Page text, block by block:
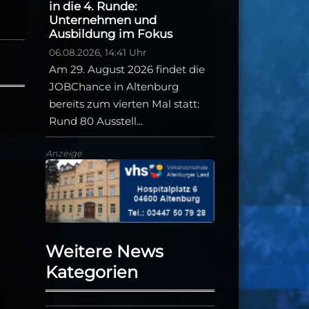
in die 4. Runde:
Unternehmen und
Ausbildung im Fokus
06.08.2026, 14:41 Uhr
Am 29. August 2026 findet die
JOBChance in Altenburg
bereits zum vierten Mal statt:
Rund 80 Ausstell...
Anzeige
Weitere News
Kategorien